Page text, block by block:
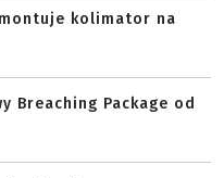
kolimator na
Breaching Package od